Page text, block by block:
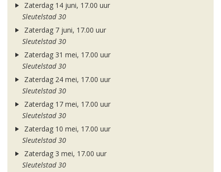
Zaterdag 14 juni, 17.00 uur
Sleutelstad 30
Zaterdag 7 juni, 17.00 uur
Sleutelstad 30
Zaterdag 31 mei, 17.00 uur
Sleutelstad 30
Zaterdag 24 mei, 17.00 uur
Sleutelstad 30
Zaterdag 17 mei, 17.00 uur
Sleutelstad 30
Zaterdag 10 mei, 17.00 uur
Sleutelstad 30
Zaterdag 3 mei, 17.00 uur
Sleutelstad 30